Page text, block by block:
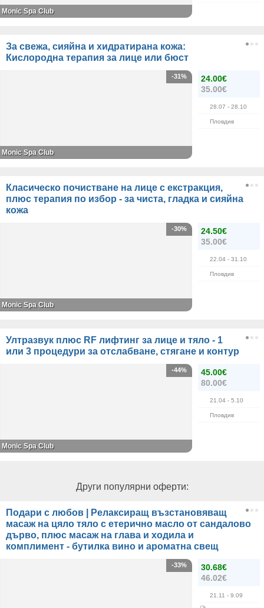
Monic Spa Club
За свежа, сияйна и хидратирана кожа:
Кислородна терапия за лице или бюст
24.00€
35.00€
28.07 - 28.10
Пловдив
-31%
Monic Spa Club
Класическо почистване на лице с екстракция,
плюс терапия по избор - за чиста, гладка и сияйна
кожа
24.50€
35.00€
22.04 - 31.10
Пловдив
-30%
Monic Spa Club
Ултразвук плюс RF лифтинг за лице и тяло - 1
или 3 процедури за отслабване, стягане и контур
45.00€
80.00€
21.04 - 5.10
Пловдив
-44%
Monic Spa Club
Други популярни оферти:
Подари с любов | Релаксиращ възстановяващ
масаж на цяло тяло с етерично масло от сандалово
дърво, плюс масаж на глава и ходила и
комплимент - бутилка вино и ароматна свещ
30.68€
46.02€
21.11 - 9.09
-33%